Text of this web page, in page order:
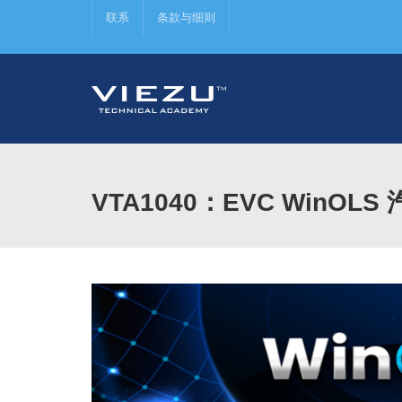
联系 条款与细则
VTA1040：EVC WinOLS